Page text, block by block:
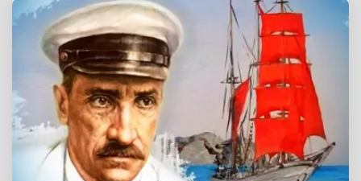
для авиации, стояла у истоков авиационной
науки в целом. Все последующее развитие
системы образования Военно-воздушных сил
неразрывно связано с ней. Вековая история
высшего военного авиационного образования
дала Отечеству видных ученых,
конструкторов, военачальников, командиров
и инженеров, космонавтов и летчиков-
испытателей, Героев Советского Союза,